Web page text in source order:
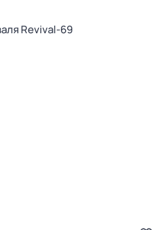
Revival-69